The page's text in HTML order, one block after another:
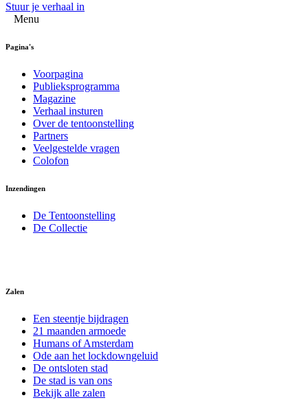
Stuur je verhaal in
Menu
Pagina's
Voorpagina
Publieksprogramma
Magazine
Verhaal insturen
Over de tentoonstelling
Partners
Veelgestelde vragen
Colofon
Inzendingen
De Tentoonstelling
De Collectie
Zalen
Een steentje bijdragen
21 maanden armoede
Humans of Amsterdam
Ode aan het lockdowngeluid
De ontsloten stad
De stad is van ons
Bekijk alle zalen